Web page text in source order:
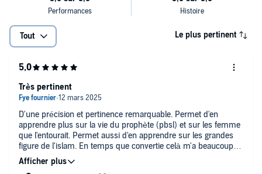
Tout Le plus pertinent
D'une précision et pertinence remarquable. Permet d'en
apprendre plus sur la vie du prophète (pbsl) et sur les femme
que l'entourait. Permet aussi d'en apprendre sur les grandes
figure de l'islam. En temps que convertie celà m'a beaucoup
aidé 🤲🏽
Très pertinent